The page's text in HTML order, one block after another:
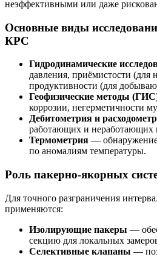
неэффективными или даже
Основные виды
КРС
Гидродинамические
давления, приёмистости (для
продуктивности (для
Геофизические методы
коррозии, негерметичности
Дебитометрия и
работающих и неработающих
Термометрия — обнаружение
по аномалиям температуры.
Роль пакерно-якорных
Для точного разграничения
применяются:
Изолирующие пакеры —
секцию для локальных
Селективные клапаны —